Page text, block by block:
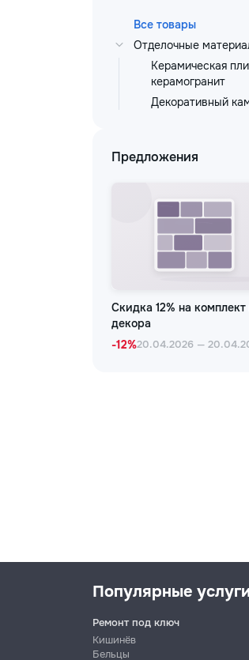
Все товары
Отделочные
Керамическая
керамогранит
Декоративный
Предложения
Скидка 12% на
декора
-12%20.04.2026 —
Популярные
Ремонт под ключ
Кишинёв
Бельцы